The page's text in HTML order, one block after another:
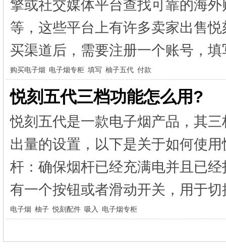
擎或社交媒体平台查找可靠的海
等，这些平台上有许多卖家出售
买渠道后，需要注册一个账号，
购买电子烟 电子烟专柜 填写 柚子五代 付款
悦刻五代三档功能怎么用?
悦刻五代是一款电子烟产品，其
出量的设置，以下是关于如何使
杆：确保烟杆已经充满电并且已
有一个按钮或者滑动开关，用于
电子烟 柚子 悦刻配件 吸入 电子烟专柜